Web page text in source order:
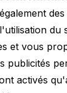
du
et vous
publicités
activés